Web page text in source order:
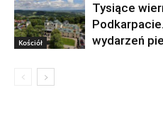
Kościół
Tysiące
wydarzeń